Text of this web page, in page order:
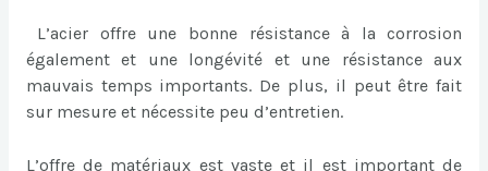
L’acier offre une bonne résistance à la corrosion
également et une longévité et une résistance aux
mauvais temps importants. De plus, il peut être fait
sur mesure et nécessite peu d’entretien.
L’offre de matériaux est vaste et il est important de